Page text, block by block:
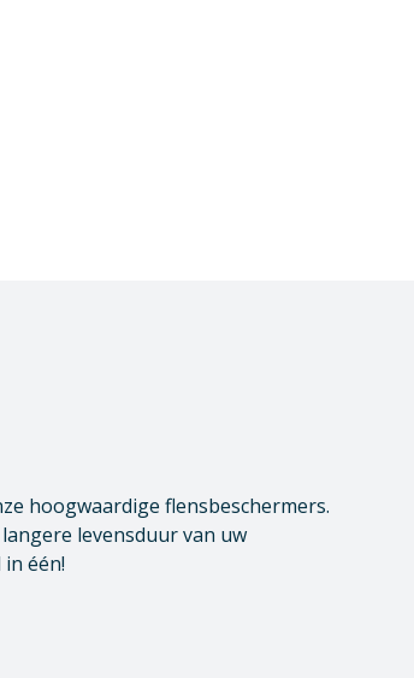
hoogwaardige flensbeschermers.
levensduur van uw
één!